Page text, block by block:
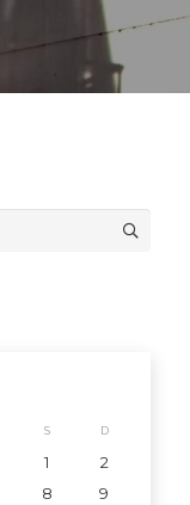
S D
1
2
8
9